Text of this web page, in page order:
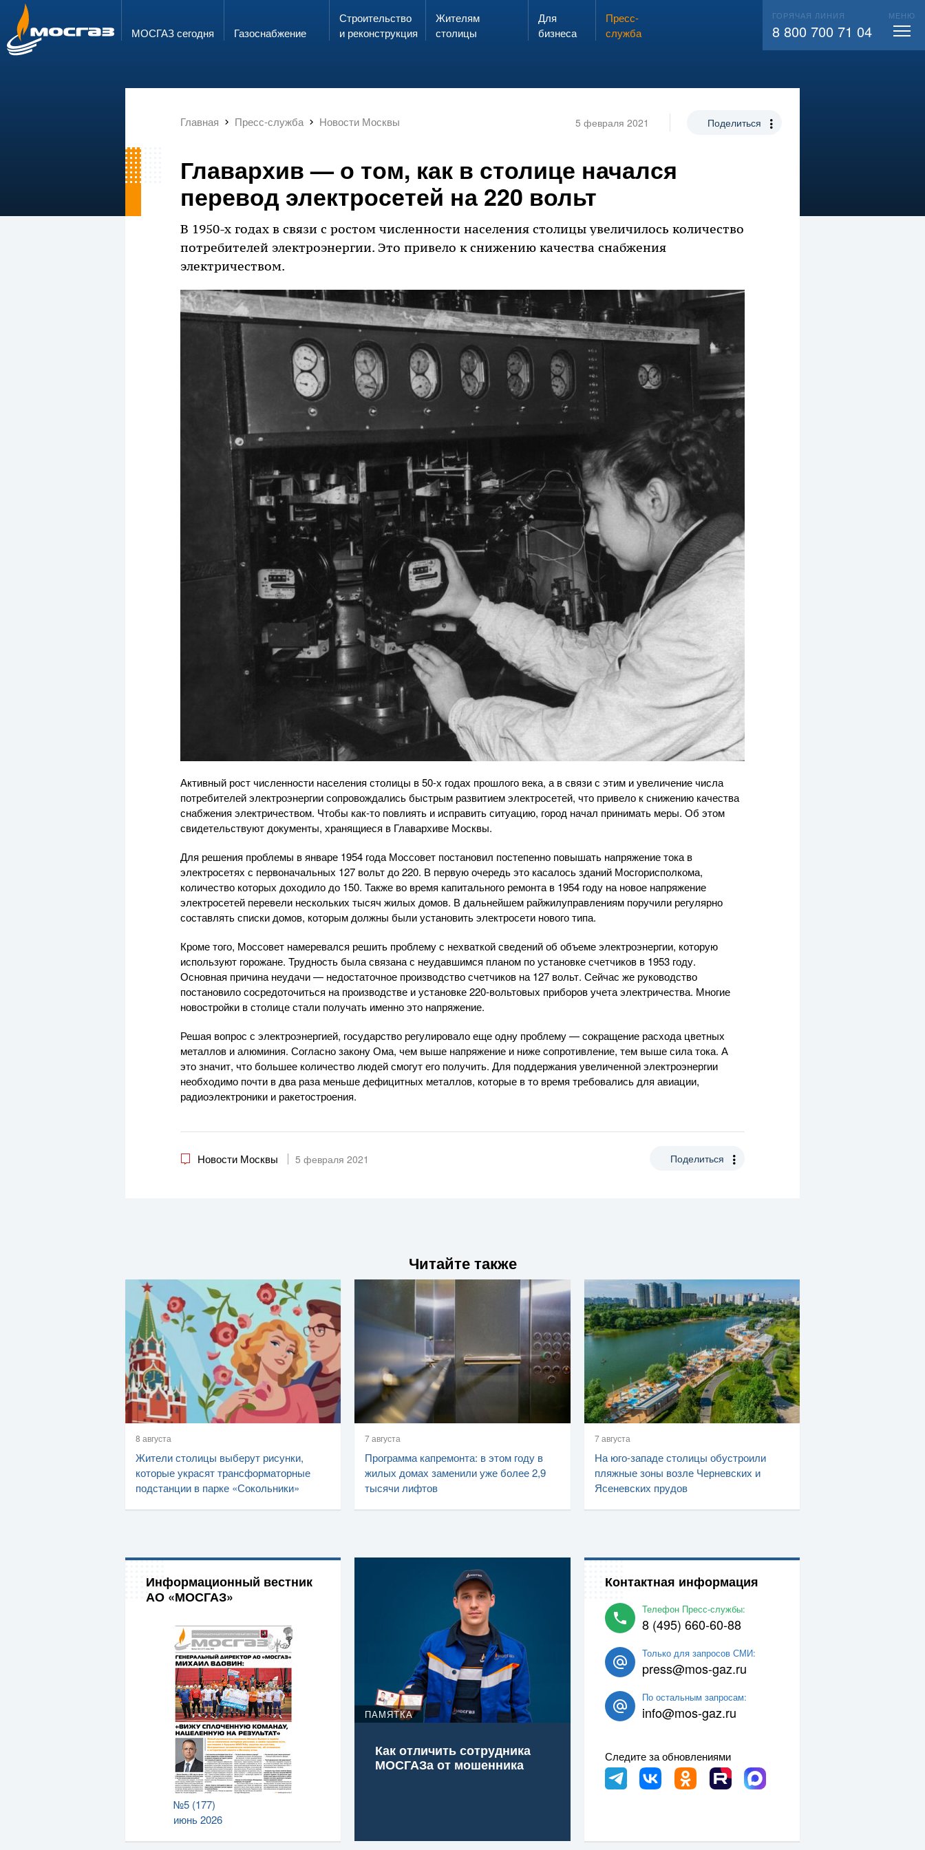
Запах газа?
ЗВОНИ 104 ВЫЗВАТЬ СЛЕСАРЯ
ГОРЯЧАЯ ЛИНИЯ
8 800 700 71 04 info@mos-gaz.ru
МОСГАЗ сегодня Газо­снабжение
Строительство
и реконструкция
Жителям
столицы
Для
бизнеса
Пресс-
служба
ГОРЯЧАЯ ЛИНИЯ
8 800 700 71 04
МЕНЮ
Главная Пресс-служба Новости Москвы 5 февраля 2021 Поделиться
Главархив — о том, как в столице начался
перевод электросетей на 220 вольт
В 1950-х годах в связи с ростом численности населения столицы увеличилось количество
потребителей электроэнергии. Это привело к снижению качества снабжения
электричеством.
Активный рост численности населения столицы в 50-х годах прошлого века, а в связи с этим и увеличение числа
потребителей электроэнергии сопровождались быстрым развитием электросетей, что привело к снижению качества
снабжения электричеством. Чтобы как-то повлиять и исправить ситуацию, город начал принимать меры. Об этом
свидетельствуют документы, хранящиеся в Главархиве Москвы.
Для решения проблемы в январе 1954 года Моссовет постановил постепенно повышать напряжение тока в
электросетях с первоначальных 127 вольт до 220. В первую очередь это касалось зданий Мосгорисполкома,
количество которых доходило до 150. Также во время капитального ремонта в 1954 году на новое напряжение
электросетей перевели нескольких тысяч жилых домов. В дальнейшем райжилуправлениям поручили регулярно
составлять списки домов, которым должны были установить электросети нового типа.
Кроме того, Моссовет намеревался решить проблему с нехваткой сведений об объеме электроэнергии, которую
используют горожане. Трудность была связана с неудавшимся планом по установке счетчиков в 1953 году.
Основная причина неудачи — недостаточное производство счетчиков на 127 вольт. Сейчас же руководство
постановило сосредоточиться на производстве и установке 220-вольтовых приборов учета электричества. Многие
новостройки в столице стали получать именно это напряжение.
Решая вопрос с электроэнергией, государство регулировало еще одну проблему — сокращение расхода цветных
металлов и алюминия. Согласно закону Ома, чем выше напряжение и ниже сопротивление, тем выше сила тока. А
это значит, что большее количество людей смогут его получить. Для поддержания увеличенной электроэнергии
необходимо почти в два раза меньше дефицитных металлов, которые в то время требовались для авиации,
радиоэлектроники и ракетостроения.
Новости Москвы 5 февраля 2021 Поделиться
Читайте также
8 августа
Жители столицы выберут рисунки,
которые украсят трансформаторные
подстанции в парке «Сокольники»
7 августа
Программа капремонта: в этом году в
жилых домах заменили уже более 2,9
тысячи лифтов
7 августа
На юго-западе столицы обустроили
пляжные зоны возле Черневских и
Ясеневских прудов
Информационный вестник
АО «МОСГАЗ»
№5 (177)
июнь 2026
ПАМЯТКА
Как отличить сотрудника
МОСГАЗа от мошенника
Контактная информация
Телефон Пресс-службы:
8 (495) 660-60-88
Только для запросов СМИ:
press@mos-gaz.ru
По остальным запросам:
info@mos-gaz.ru
Следите за обновлениями